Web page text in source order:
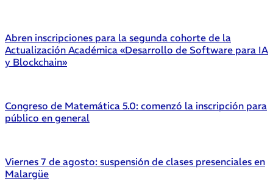
Abren inscripciones para la segunda cohorte de la
Actualización Académica «Desarrollo de Software para IA
y Blockchain»
Congreso de Matemática 5.0: comenzó la inscripción para
público en general
Viernes 7 de agosto: suspensión de clases presenciales en
Malargüe